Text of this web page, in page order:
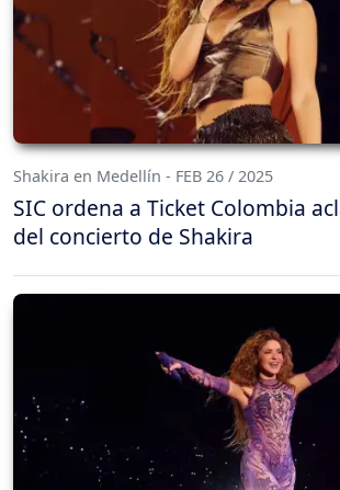
Shakira en Medellín - FEB 26 / 2025
SIC ordena a Ticket Colombia
del concierto de Shakira